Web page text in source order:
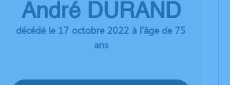
André DURAND
décédé le 17 octobre 2022 à l'âge de 75
ans